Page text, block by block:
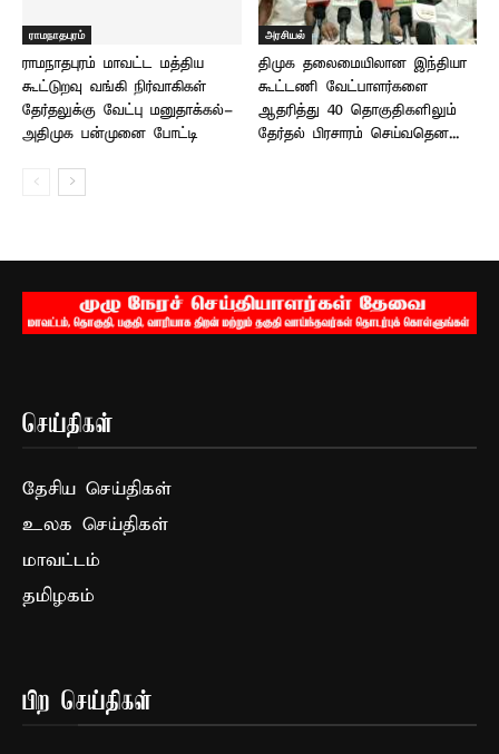
ராமநாதபுரம்
ராமநாதபுரம் மாவட்ட மத்திய
கூட்டுறவு வங்கி நிர்வாகிகள்
தேர்தலுக்கு வேட்பு மனுதாக்கல்-
அதிமுக பன்முனை போட்டி
அரசியல்
திமுக தலைமையிலான இந்தியா
கூட்டணி வேட்பாளர்களை
ஆதரித்து 40 தொகுதிகளிலும்
தேர்தல் பிரசாரம் செய்வதென...
செய்திகள்
தேசிய செய்திகள்
உலக செய்திகள்
மாவட்டம்
தமிழகம்
பிற செய்திகள்